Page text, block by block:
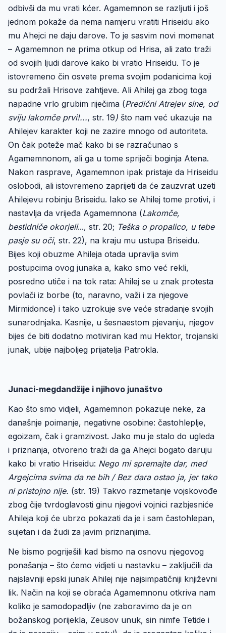
odbivši da mu vrati kćer. Agamemnon se razljuti i još
jednom pokaže da nema namjeru vratiti Hriseidu ako
mu Ahejci ne daju darove. To je sasvim novi momenat
– Agamemnon ne prima otkup od Hrisa, ali zato traži
od svojih ljudi darove kako bi vratio Hriseidu. To je
istovremeno čin osvete prema svojim podanicima koji
su podržali Hrisove zahtjeve. Ali Ahilej ga zbog toga
napadne vrlo grubim riječima (Predični Atrejev sine, od
sviju lakomče prvi!..., str. 19) što nam već ukazuje na
Ahilejev karakter koji ne zazire mnogo od autoriteta.
On čak poteže mač kako bi se razračunao s
Agamemnonom, ali ga u tome spriječi boginja Atena.
Nakon rasprave, Agamemnon ipak pristaje da Hriseidu
oslobodi, ali istovremeno zaprijeti da će zauzvrat uzeti
Ahilejevu robinju Briseidu. Iako se Ahilej tome protivi, i
nastavlja da vrijeđa Agamemnona (Lakomče,
bestidniče okorjeli..., str. 20; Teška o propalico, u tebe
pasje su oči, str. 22), na kraju mu ustupa Briseidu.
Bijes koji obuzme Ahileja otada upravlja svim
postupcima ovog junaka a, kako smo već rekli,
posredno utiče i na tok rata: Ahilej se u znak protesta
povlači iz borbe (to, naravno, važi i za njegove
Mirmidonce) i tako uzrokuje sve veće stradanje svojih
sunarodnjaka. Kasnije, u šesnaestom pjevanju, njegov
bijes će biti dodatno motiviran kad mu Hektor, trojanski
junak, ubije najboljeg prijatelja Patrokla.
Junaci-megdandžije i njihovo junaštvo
Kao što smo vidjeli, Agamemnon pokazuje neke, za
današnje poimanje, negativne osobine: častohleplje,
egoizam, čak i gramzivost. Jako mu je stalo do ugleda
i priznanja, otvoreno traži da ga Ahejci bogato daruju
kako bi vratio Hriseidu: Nego mi spremajte dar, med
Argejcima svima da ne bih / Bez dara ostao ja, jer tako
ni pristojno nije. (str. 19) Takvo razmetanje vojskovođe
zbog čije tvrdoglavosti ginu njegovi vojnici razbjesniće
Ahileja koji će ubrzo pokazati da je i sam častohlepan,
sujetan i da žudi za javim priznanjima.
Ne bismo pogriješili kad bismo na osnovu njegovog
ponašanja – što ćemo vidjeti u nastavku – zaključili da
najslavniji epski junak Ahilej nije najsimpatičniji književni
lik. Način na koji se obraća Agamemnonu otkriva nam
koliko je samodopadljiv (ne zaboravimo da je on
božanskog porijekla, Zeusov unuk, sin nimfe Tetide i